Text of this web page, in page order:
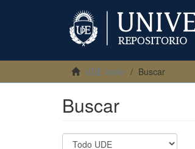
UDE Inicio Buscar
Buscar